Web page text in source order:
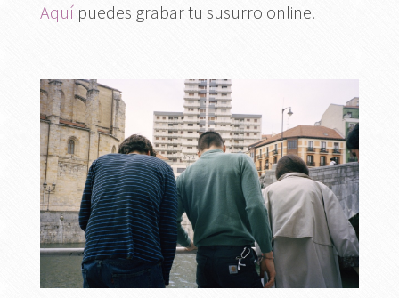
Aquípuedes grabar tu susurro online.